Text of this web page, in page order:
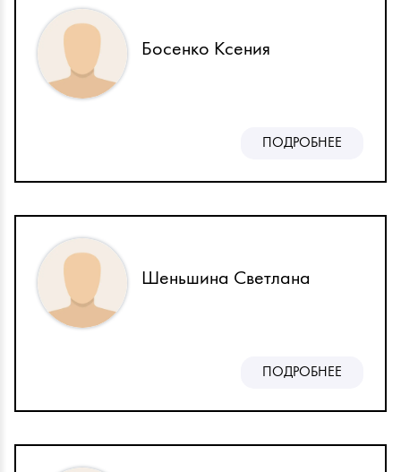
Босенко Ксения
ПОДРОБНЕЕ
Шеньшина Светлана
ПОДРОБНЕЕ